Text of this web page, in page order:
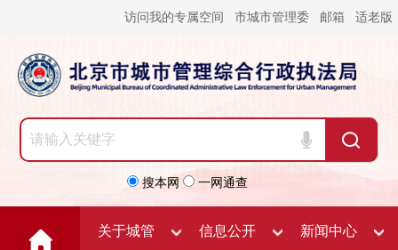
访问我的专属空间 市城市管理委 邮箱 适老版
搜本网 一网通查
关于城管 信息公开 新闻中心